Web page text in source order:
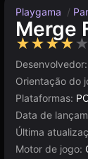
Playgama /
Merge
★★★★★
Desenvolvedor:
Orientação do
Plataformas:
Data de
Última
Motor de jogo: